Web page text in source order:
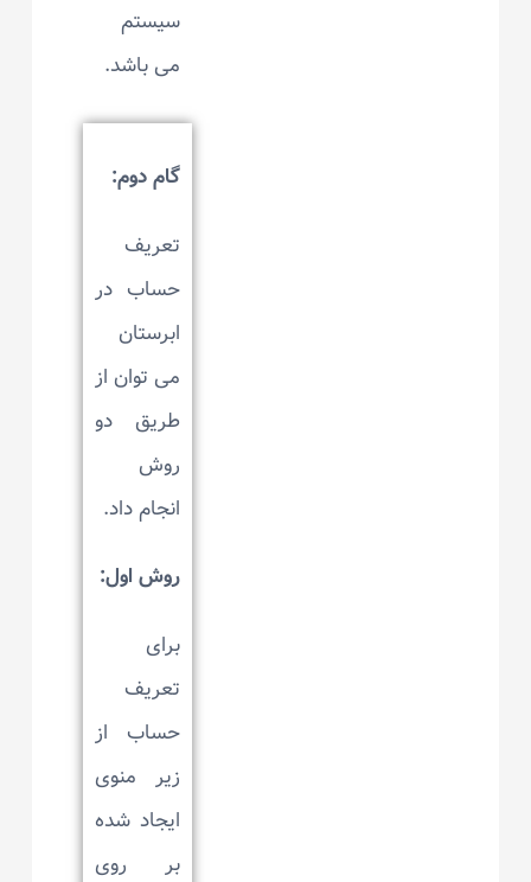
سیستم
می باشد.
گام دوم:
تعریف
حساب در
ابرستان
می توان از
طریق دو
روش
انجام داد.
روش اول:
برای
تعریف
حساب از
زیر منوی
ایجاد شده
بر روی